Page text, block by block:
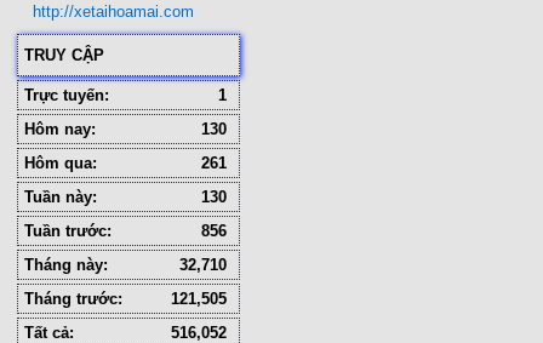
http://xetaihoamai.com
TRUY CẬP
Trực tuyến:
1
Hôm nay:
130
Hôm qua:
261
Tuần này:
130
Tuần trước:
856
Tháng này:
32,710
Tháng trước:
121,505
Tất cả:
516,052